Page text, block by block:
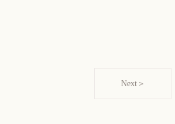
Next＞